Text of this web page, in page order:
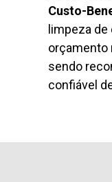
Custo-
limpeza
orçamento
sendo
confiável